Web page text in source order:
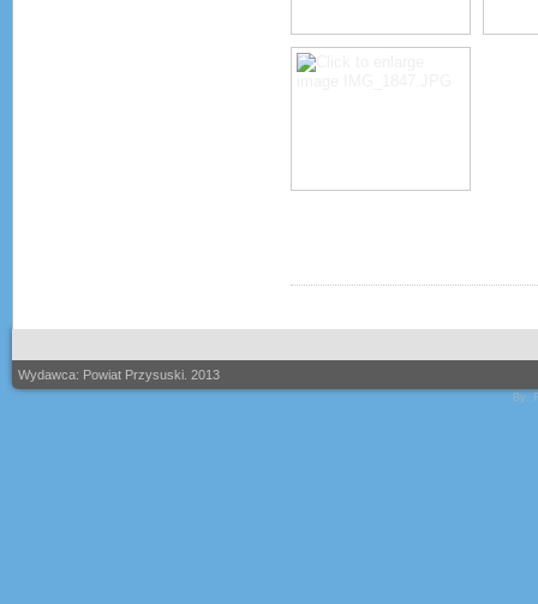
Wydawca: Powiat Przysuski. 2013
By: